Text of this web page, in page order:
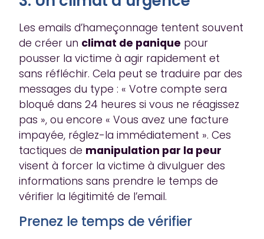
Les emails d’hameçonnage tentent souvent
de créer un climat de panique pour
pousser la victime à agir rapidement et
sans réfléchir. Cela peut se traduire par des
messages du type : « Votre compte sera
bloqué dans 24 heures si vous ne réagissez
pas », ou encore « Vous avez une facture
impayée, réglez-la immédiatement ». Ces
tactiques de manipulation par la peur
visent à forcer la victime à divulguer des
informations sans prendre le temps de
vérifier la légitimité de l’email.
Prenez le temps de vérifier